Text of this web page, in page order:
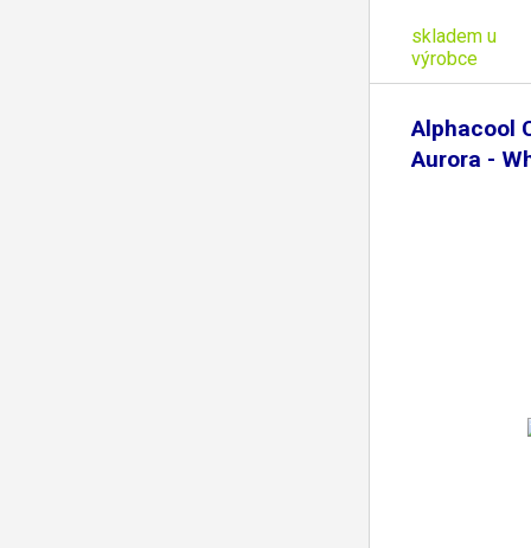
skladem u
výrobce
Alphacool
Aurora -